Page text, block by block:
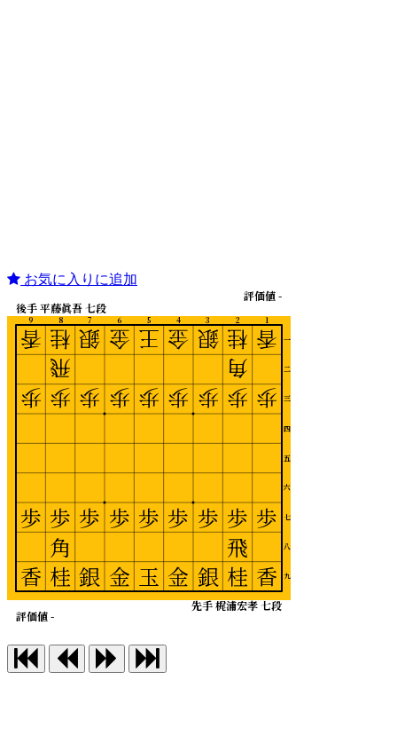
お気に入りに追加
1
2
3
4
5
6
7
8
9
一
二
三
四
五
六
七
八
九
先手 梶浦宏孝 七段
後手 平藤眞吾 七段
評価値 -
評価値 -
香
歩
歩
香
桂
角
歩
歩
飛
桂
銀
歩
歩
銀
金
歩
歩
金
王
歩
歩
玉
金
歩
歩
金
銀
歩
歩
銀
桂
飛
歩
歩
角
桂
香
歩
歩
香